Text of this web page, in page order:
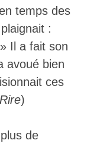
temps des
:
Il a fait son
avoué bien
ces
)
de